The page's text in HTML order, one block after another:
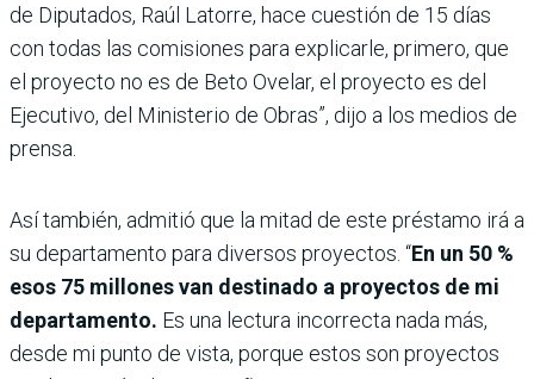
de Diputados, Raúl Latorre, hace cuestión de 15 días
con todas las comisiones para explicarle, primero, que
el proyecto no es de Beto Ovelar, el proyecto es del
Ejecutivo, del Ministerio de Obras”, dijo a los medios de
prensa.
Así también, admitió que la mitad de este préstamo irá a
su departamento para diversos proyectos. “En un 50 %
esos 75 millones van destinado a proyectos de mi
departamento. Es una lectura incorrecta nada más,
desde mi punto de vista, porque estos son proyectos